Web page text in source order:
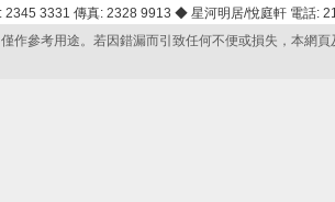
2345 3331 傳真: 2328 9913 ◆ 星河明居/悅庭軒 電話
作參考用途。若因錯漏而引致任何不便或損失，本網